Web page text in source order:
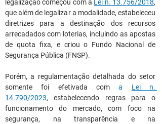
legalização começou com a Lei n. 13.756/2018,
que além de legalizar a modalidade, estabeleceu
diretrizes para a destinação dos recursos
arrecadados com loterias, incluindo as apostas
de quota fixa, e criou o Fundo Nacional de
Segurança Pública (FNSP).
Porém, a regulamentação detalhada do setor
somente foi efetivada com a Lei n.
14.790/2023, estabelecendo regras para o
funcionamento do mercado, com foco na
segurança, na transparência e na